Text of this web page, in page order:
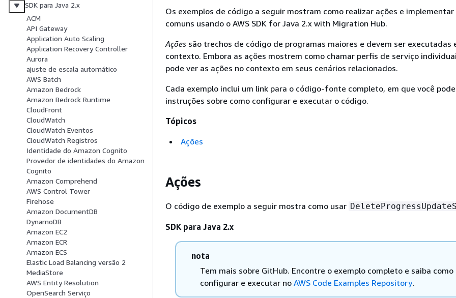
SDK para Java 2.x
ACM
API Gateway
Application Auto Scaling
Application Recovery Controller
Aurora
ajuste de escala automático
AWS Batch
Amazon Bedrock
Amazon Bedrock Runtime
CloudFront
CloudWatch
CloudWatch Eventos
CloudWatch Registros
Identidade do Amazon Cognito
Provedor de identidades do Amazon
Cognito
Amazon Comprehend
AWS Control Tower
Firehose
Amazon DocumentDB
DynamoDB
Amazon EC2
Amazon ECR
Amazon ECS
Elastic Load Balancing versão 2
MediaStore
AWS Entity Resolution
OpenSearch Serviço
Os exemplos de código a seguir mostram como realizar ações e implementar
comuns usando o AWS SDK for Java 2.x with Migration Hub.
Ações são trechos de código de programas maiores e devem ser executadas
contexto. Embora as ações mostrem como chamar perfis de serviço
pode ver as ações no contexto em seus cenários relacionados.
Cada exemplo inclui um link para o código-fonte completo, em que você
instruções sobre como configurar e executar o código.
Tópicos
Ações
Ações
O código de exemplo a seguir mostra como usar
SDK para Java 2.x
nota
Tem mais sobre GitHub. Encontre o exemplo completo e saiba como
configurar e executar no AWS Code Examples Repository.